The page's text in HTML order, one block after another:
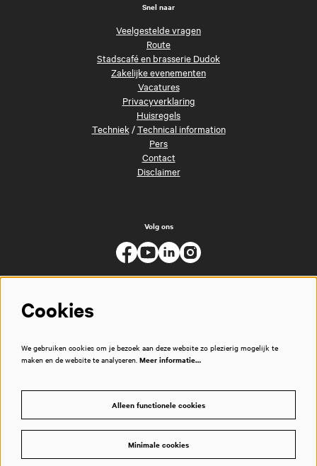
Snel naar
Veelgestelde vragen
Route
Stadscafé en brasserie Dudok
Zakelijke evenementen
Vacatures
Privacyverklaring
Huisregels
Techniek/Technical information
Pers
Contact
Disclaimer
Volg ons
Cookies
We gebruiken cookies om je bezoek aan deze website zo plezierig mogelijk te
maken en de website te analyseren. Meer informatie…
Alleen functionele cookies
Minimale cookies